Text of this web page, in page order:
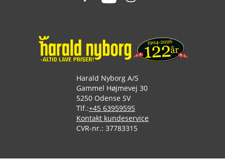
Harald Nyborg A/S
Gammel Højmevej 30
5250 Odense SV
Tlf.:+45 63959595
Kontakt kundeservice
CVR-nr.: 37783315